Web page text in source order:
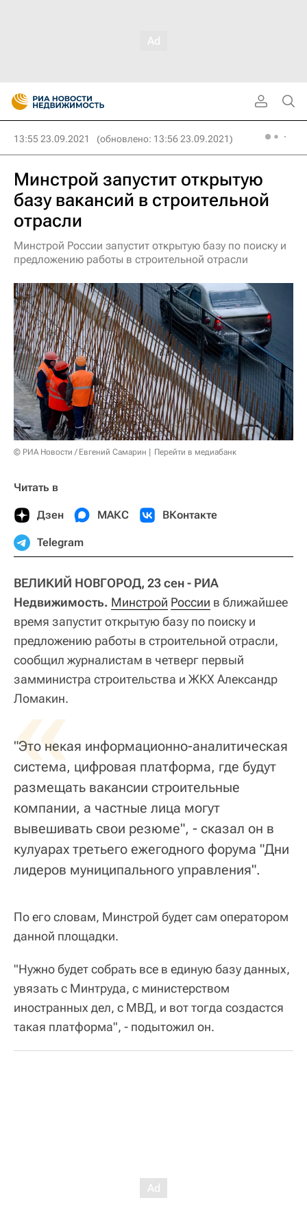
13:55 23.09.2021 (обновлено: 13:56 23.09.2021)
Минстрой запустит открытую
базу вакансий в строительной
отрасли
Минстрой России запустит открытую базу по поиску и
предложению работы в строительной отрасли
© РИА Новости / Евгений Самарин Перейти в медиабанк
Читать в
Дзен МАКС ВКонтакте
Telegram
ВЕЛИКИЙ НОВГОРОД, 23 сен - РИА
Недвижимость. Минстрой России в ближайшее
время запустит открытую базу по поиску и
предложению работы в строительной отрасли,
сообщил журналистам в четверг первый
замминистра строительства и ЖКХ Александр
Ломакин.
«
"Это некая информационно-аналитическая
система, цифровая платформа, где будут
размещать вакансии строительные
компании, а частные лица могут
вывешивать свои резюме", - сказал он в
кулуарах третьего ежегодного форума "Дни
лидеров муниципального управления".
По его словам, Минстрой будет сам оператором
данной площадки.
"Нужно будет собрать все в единую базу данных,
увязать с Минтруда, с министерством
иностранных дел, с МВД, и вот тогда создастся
такая платформа", - подытожил он.